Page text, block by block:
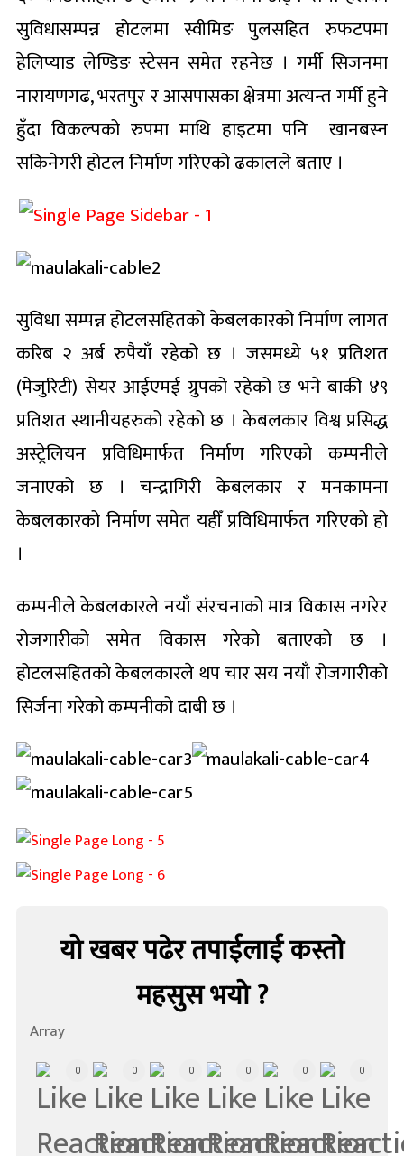
सुविधासम्पन्न होटलमा स्वीमिङ पुलसहित रुफटपमा
हेलिप्याड लेण्डिङ स्टेसन समेत रहनेछ । गर्मी सिजनमा
नारायणगढ, भरतपुर र आसपासका क्षेत्रमा अत्यन्त गर्मी हुने
हुँदा विकल्पको रुपमा माथि हाइटमा पनि खानबस्न
सकिनेगरी होटल निर्माण गरिएको ढकालले बताए ।
सुविधा सम्पन्न होटलसहितको केबलकारको निर्माण लागत
करिब २ अर्ब रुपैयाँ रहेको छ । जसमध्ये ५१ प्रतिशत
(मेजुरिटी) सेयर आईएमई ग्रुपको रहेको छ भने बाकी ४९
प्रतिशत स्थानीयहरुको रहेको छ । केबलकार विश्व प्रसिद्ध
अस्ट्रेलियन प्रविधिमार्फत निर्माण गरिएको कम्पनीले
जनाएको छ । चन्द्रागिरी केबलकार र मनकामना
केबलकारको निर्माण समेत यहीँ प्रविधिमार्फत गरिएको हो
।
कम्पनीले केबलकारले नयाँ संरचनाको मात्र विकास नगरेर
रोजगारीको समेत विकास गरेको बताएको छ ।
होटलसहितको केबलकारले थप चार सय नयाँ रोजगारीको
सिर्जना गरेको कम्पनीको दाबी छ ।
यो खबर पढेर तपाईलाई कस्तो
महसुस भयो ?
Array
0 0 0 0 0 0